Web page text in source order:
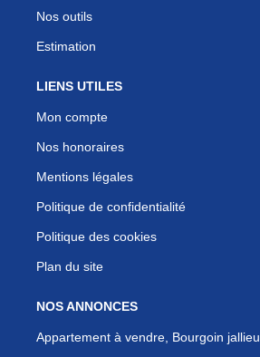
Nos outils
Estimation
LIENS UTILES
Mon compte
Nos honoraires
Mentions légales
Politique de confidentialité
Politique des cookies
Plan du site
NOS ANNONCES
Appartement à vendre, Bourgoin jallieu